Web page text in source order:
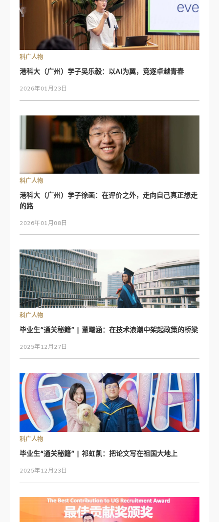
科广人物
港科大（广州）学子吴乐毅：以AI为翼，竞逐卓越青春
2026年01月23日
科广人物
港科大（广州）学子徐画：在评价之外，走向自己真正想走
的路
2026年01月08日
科广人物
毕业生“通关秘籍” | 董曦涵：在技术浪潮中架起政策的桥梁
2025年12月27日
科广人物
毕业生“通关秘籍” | 祁虹凯：把论文写在祖国大地上
2025年12月23日